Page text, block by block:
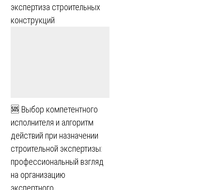
экспертиза строительных
конструкций
🆘 Выбор компетентного
исполнителя и алгоритм
действий при назначении
строительной экспертизы:
профессиональный взгляд
на организацию